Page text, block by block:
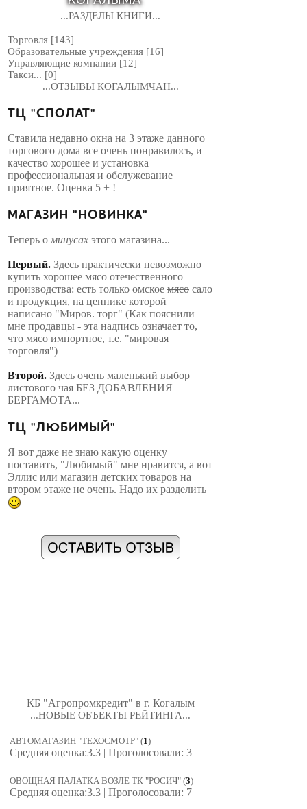
...РАЗДЕЛЫ КНИГИ...
Торговля [143]
Образовательные учреждения [16]
Управляющие компании [12]
Такси... [0]
...ОТЗЫВЫ КОГАЛЫМЧАН...
ТЦ "СПОЛАТ"
Ставила недавно окна на 3 этаже данного
торгового дома все очень понравилось, и
качество хорошее и установка
профессиональная и обслужевание
приятное. Оценка 5 + !
МАГАЗИН "НОВИНКА"
Теперь о минусах этого магазина...
Первый. Здесь практически невозможно
купить хорошее мясо отечественного
производства: есть только омское мясо сало
и продукция, на ценнике которой
написано "Миров. торг" (Как пояснили
мне продавцы - эта надпись означает то,
что мясо импортное, т.е. "мировая
торговля")
Второй. Здесь очень маленький выбор
листового чая БЕЗ ДОБАВЛЕНИЯ
БЕРГАМОТА...
ТЦ "ЛЮБИМЫЙ"
Я вот даже не знаю какую оценку
поставить, "Любимый" мне нравится, а вот
Эллис или магазин детских товаров на
втором этаже не очень. Надо их разделить
КБ "Агропромкредит" в г. Когалым
...НОВЫЕ ОБЪЕКТЫ РЕЙТИНГА...
АВТОМАГАЗИН "ТЕХОСМОТР" (1)
Средняя оценка:3.3 | Проголосовали: 3
ОВОЩНАЯ ПАЛАТКА ВОЗЛЕ ТК "РОСИЧ" (3)
Средняя оценка:3.3 | Проголосовали: 7